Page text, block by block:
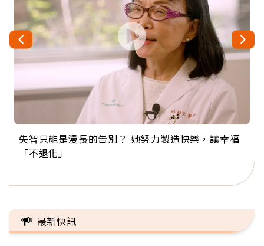
失智只能是漫長的告別？ 她努力製造快樂，讓幸福
「不退化」
來自剛果的巧克力神父 為台灣奉獻36年 「台灣是我
的家，我連作夢都講台語！」
63歲卸矽谷副總、搬回台灣找快樂！「蛋黃哥小
丑」走進安養院，逗樂上萬爺奶：退休後才開始真
104歲打破金氏世界紀錄 成為全球最年長羽球選
手，分享長壽的秘密原來是「這個」
事業巔峰他選擇追夢…黑手阿伯拉小提琴還登上小
巨蛋！連CNN都大讚！
最新快訊